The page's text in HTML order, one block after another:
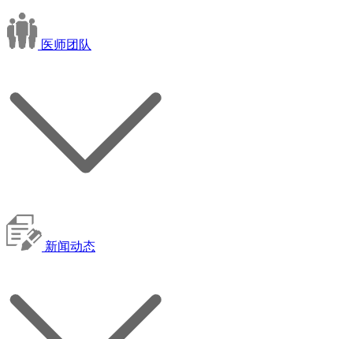
医师团队
新闻动态